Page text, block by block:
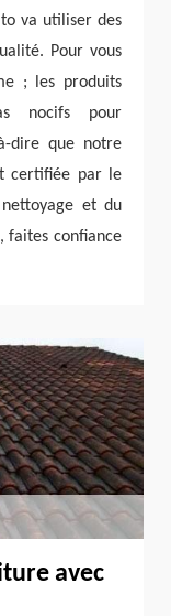
va utiliser des
Pour vous
; les produits
nocifs pour
dire que notre
certifiée par le
nettoyage et du
faites confiance
avec